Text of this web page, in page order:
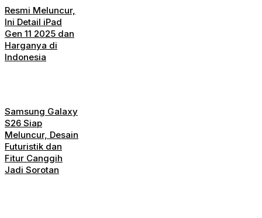
Resmi Meluncur,
Ini Detail iPad
Gen 11 2025 dan
Harganya di
Indonesia
Samsung Galaxy
S26 Siap
Meluncur, Desain
Futuristik dan
Fitur Canggih
Jadi Sorotan